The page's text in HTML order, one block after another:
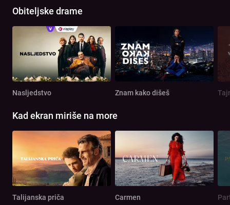
Obiteljske drame
Nasljedstvo Znam kako dišeš
Kad ekran miriše na more
Talijanska priča Carmen